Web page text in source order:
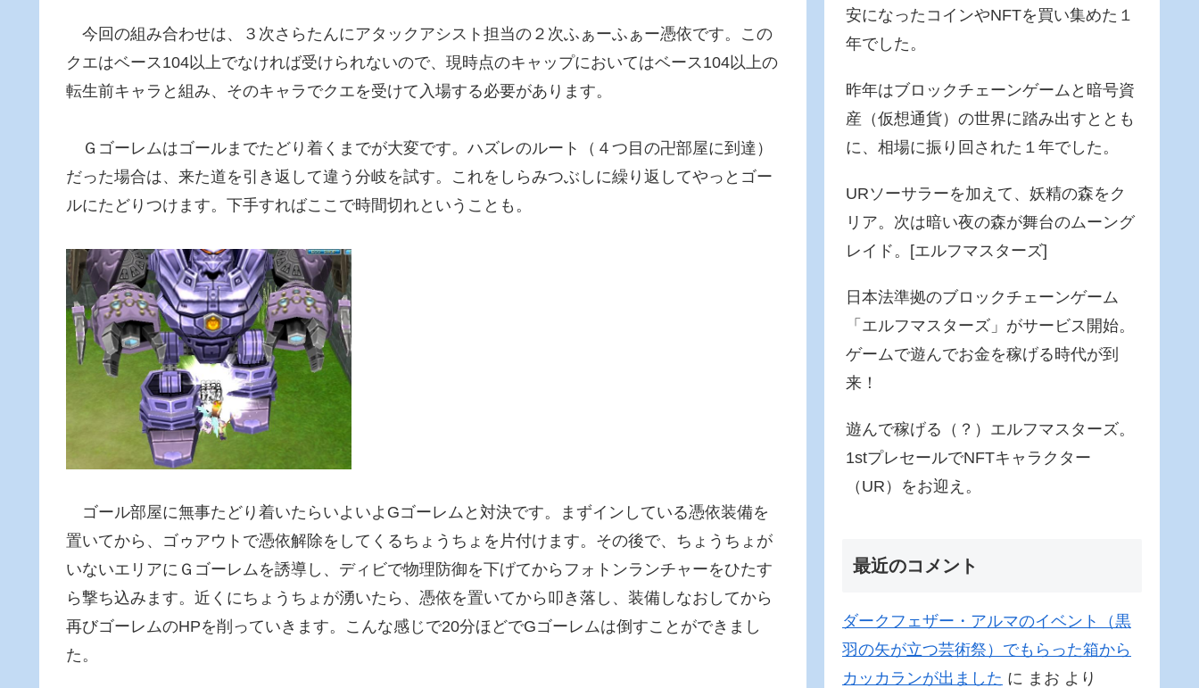
今回の組み合わせは、３次さらたんにアタックアシスト担当の２次ふぁーふぁー憑依です。この
クエはベース104以上でなければ受けられないので、現時点のキャップにおいてはベース104以上の
転生前キャラと組み、そのキャラでクエを受けて入場する必要があります。
Ｇゴーレムはゴールまでたどり着くまでが大変です。ハズレのルート（４つ目の卍部屋に到達）
だった場合は、来た道を引き返して違う分岐を試す。これをしらみつぶしに繰り返してやっとゴー
ルにたどりつけます。下手すればここで時間切れということも。
ゴール部屋に無事たどり着いたらいよいよGゴーレムと対決です。まずインしている憑依装備を
置いてから、ゴゥアウトで憑依解除をしてくるちょうちょを片付けます。その後で、ちょうちょが
いないエリアにＧゴーレムを誘導し、ディビで物理防御を下げてからフォトンランチャーをひたす
ら撃ち込みます。近くにちょうちょが湧いたら、憑依を置いてから叩き落し、装備しなおしてから
再びゴーレムのHPを削っていきます。こんな感じで20分ほどでGゴーレムは倒すことができまし
た。
安になったコインやNFTを買い集めた１
年でした。
昨年はブロックチェーンゲームと暗号資
産（仮想通貨）の世界に踏み出すととも
に、相場に振り回された１年でした。
URソーサラーを加えて、妖精の森をク
リア。次は暗い夜の森が舞台のムーング
レイド。[エルフマスターズ]
日本法準拠のブロックチェーンゲーム
「エルフマスターズ」がサービス開始。
ゲームで遊んでお金を稼げる時代が到
来！
遊んで稼げる（？）エルフマスターズ。
1stプレセールでNFTキャラクター
（UR）をお迎え。
最近のコメント
ダークフェザー・アルマのイベント（黒
羽の矢が立つ芸術祭）でもらった箱から
カッカランが出ました に まお より